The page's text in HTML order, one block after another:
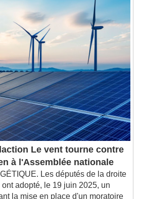
Le vent tourne contre
à l'Assemblée nationale
Les députés de la droite
adopté, le 19 juin 2025, un